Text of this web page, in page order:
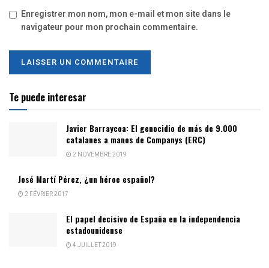
Enregistrer mon nom, mon e-mail et mon site dans le
navigateur pour mon prochain commentaire.
Te puede interesar
Javier Barraycoa: El genocidio de más de 9.000
catalanes a manos de Companys (ERC)
2 NOVEMBRE 2019
José Martí Pérez, ¿un héroe español?
2 FÉVRIER 2017
El papel decisivo de España en la independencia
estadounidense
4 JUILLET 2019